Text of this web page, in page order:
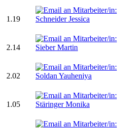
1.19
2.14
2.02
1.05